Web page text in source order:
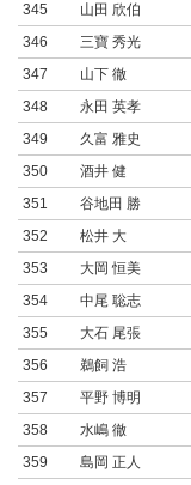
345
山田 欣伯
346
三寶 秀光
347
山下 徹
348
永田 英孝
349
久富 雅史
350
酒井 健
351
谷地田 勝
352
松井 大
353
大岡 恒美
354
中尾 聡志
355
大石 尾張
356
鵜飼 浩
357
平野 博明
358
水嶋 徹
359
島岡 正人